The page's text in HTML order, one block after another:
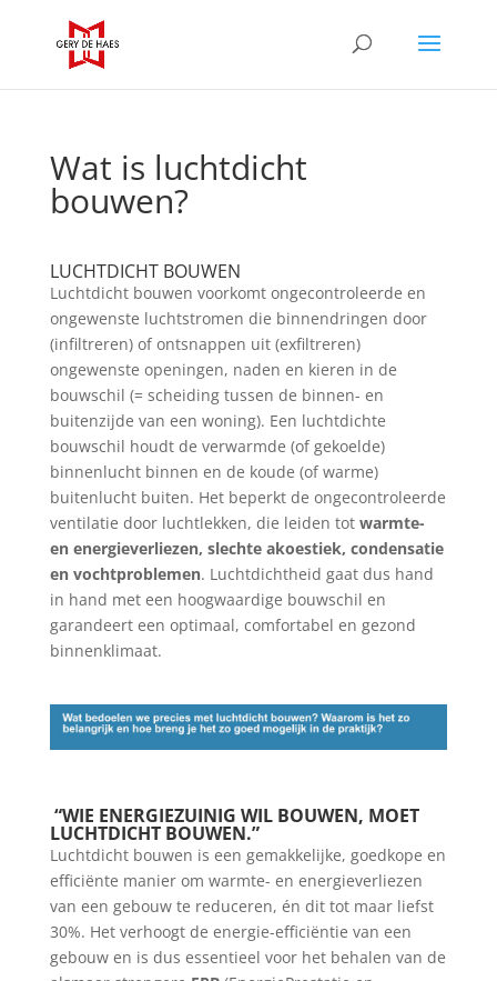
Wat is luchtdicht
bouwen?
LUCHTDICHT BOUWEN
Luchtdicht bouwen voorkomt ongecontroleerde en
ongewenste luchtstromen die binnendringen door
(infiltreren) of ontsnappen uit (exfiltreren)
ongewenste openingen, naden en kieren in de
bouwschil (= scheiding tussen de binnen- en
buitenzijde van een woning). Een luchtdichte
bouwschil houdt de verwarmde (of gekoelde)
binnenlucht binnen en de koude (of warme)
buitenlucht buiten. Het beperkt de ongecontroleerde
ventilatie door luchtlekken, die leiden tot warmte-
en energieverliezen, slechte akoestiek, condensatie
en vochtproblemen. Luchtdichtheid gaat dus hand
in hand met een hoogwaardige bouwschil en
garandeert een optimaal, comfortabel en gezond
binnenklimaat.
“WIE ENERGIEZUINIG WIL BOUWEN, MOET
LUCHTDICHT BOUWEN.”
Luchtdicht bouwen is een gemakkelijke, goedkope en
efficiënte manier om warmte- en energieverliezen
van een gebouw te reduceren, én dit tot maar liefst
30%. Het verhoogt de energie-efficiëntie van een
gebouw en is dus essentieel voor het behalen van de